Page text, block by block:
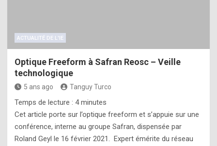
ACTUALITÉ DE L'IE
Optique Freeform à Safran Reosc – Veille
technologique
5 ans ago Tanguy Turco
Temps de lecture : 4 minutes
Cet article porte sur l’optique freeform et s’appuie sur une
conférence, interne au groupe Safran, dispensée par
Roland Geyl le 16 février 2021. Expert émérite du réseau